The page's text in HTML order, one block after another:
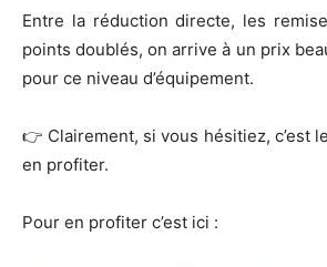
Entre la réduction directe, les
points doublés, on arrive à un prix
pour ce niveau d’équipement.
👉 Clairement, si vous hésitiez, c’est
en profiter.
Pour en profiter c’est ici :